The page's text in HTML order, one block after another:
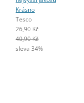
Krásno
Tesco
26,90 Kč
40,90 Kč
sleva 34%